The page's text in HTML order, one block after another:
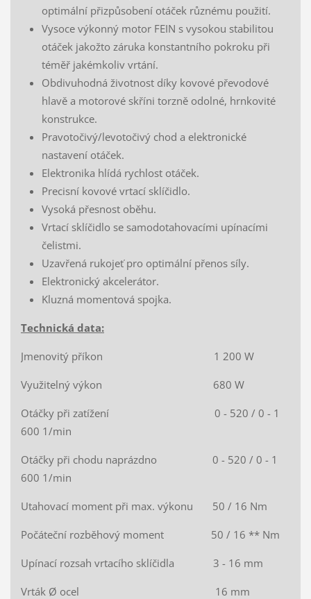
optimální přizpůsobení otáček různému použití.
Vysoce výkonný motor FEIN s vysokou stabilitou
otáček jakožto záruka konstantního pokroku při
téměř jakémkoliv vrtání.
Obdivuhodná životnost díky kovové převodové
hlavě a motorové skříni torzně odolné, hrnkovité
konstrukce.
Pravotočivý/levotočivý chod a elektronické
nastavení otáček.
Elektronika hlídá rychlost otáček.
Precisní kovové vrtací sklíčidlo.
Vysoká přesnost oběhu.
Vrtací sklíčidlo se samodotahovacími upínacími
čelistmi.
Uzavřená rukojeť pro optimální přenos síly.
Elektronický akcelerátor.
Kluzná momentová spojka.
Technická data:
Jmenovitý příkon 1 200 W
Využitelný výkon 680 W
Otáčky při zatížení 0 - 520 / 0 - 1
600 1/min
Otáčky při chodu naprázdno 0 - 520 / 0 - 1
600 1/min
Utahovací moment při max. výkonu 50 / 16 Nm
Počáteční rozběhový moment 50 / 16 ** Nm
Upínací rozsah vrtacího sklíčidla 3 - 16 mm
Vrták Ø ocel 16 mm